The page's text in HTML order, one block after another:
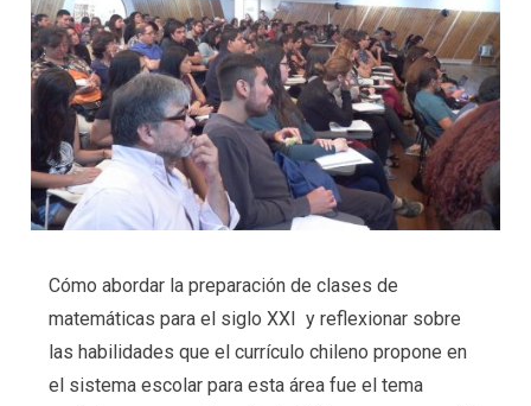
Cómo abordar la preparación de clases de
matemáticas para el siglo XXI y reflexionar sobre
las habilidades que el currículo chileno propone en
el sistema escolar para esta área fue el tema